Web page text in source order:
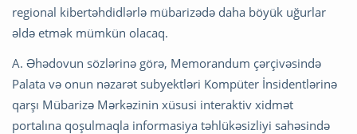
regional kibertəhdidlərlə mübarizədə daha böyük uğurlar
əldə etmək mümkün olacaq.
A. Əhədovun sözlərinə görə, Memorandum çərçivəsində
Palata və onun nəzarət subyektləri Kompüter İnsidentlərinə
qarşı Mübarizə Mərkəzinin xüsusi interaktiv xidmət
portalına qoşulmaqla informasiya təhlükəsizliyi sahəsində